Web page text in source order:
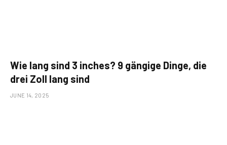
Wie lang sind 3 inches? 9 gängige Dinge, die
drei Zoll lang sind
JUNE 14, 2025